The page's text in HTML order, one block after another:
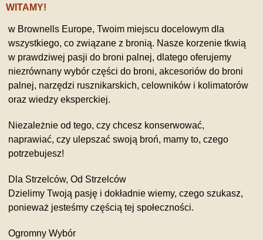
WITAMY!
w Brownells Europe, Twoim miejscu docelowym dla
wszystkiego, co związane z bronią. Nasze korzenie tkwią
w prawdziwej pasji do broni palnej, dlatego oferujemy
niezrównany wybór części do broni, akcesoriów do broni
palnej, narzędzi rusznikarskich, celowników i kolimatorów
oraz wiedzy eksperckiej.
Niezależnie od tego, czy chcesz konserwować,
naprawiać, czy ulepszać swoją broń, mamy to, czego
potrzebujesz!
Dla Strzelców, Od Strzelców
Dzielimy Twoją pasję i dokładnie wiemy, czego szukasz,
ponieważ jesteśmy częścią tej społeczności.
Ogromny Wybór